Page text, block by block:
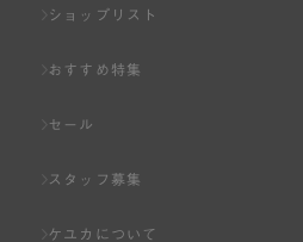
ショップリスト
おすすめ特集
セール
スタッフ募集
ケユカについて